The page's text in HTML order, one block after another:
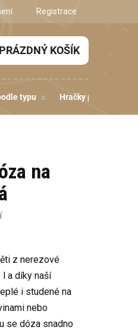
Registrace
PRÁZDNÝ KOŠÍK
typu Hračky podle
na
z nerezové
a díky naší
i studené na
nebo
se dóza snadno